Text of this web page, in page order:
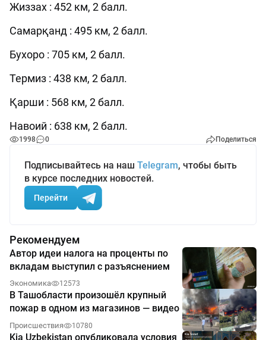
Жиззах : 452 км, 2 балл.
Самарқанд : 495 км, 2 балл.
Бухоро : 705 км, 2 балл.
Термиз : 438 км, 2 балл.
Қарши : 568 км, 2 балл.
Навоий : 638 км, 2 балл.
1998 0 Поделиться
Подписывайтесь на наш Telegram, чтобы быть
в курсе последних новостей.
Перейти
Рекомендуем
Автор идеи налога на проценты по
вкладам выступил с разъяснением
Экономика 12573
В Ташобласти произошёл крупный
пожар в одном из магазинов — видео
Происшествия 10780
Kia Uzbekistan опубликовала условия